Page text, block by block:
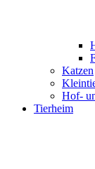
Katzen
Hof-
Tierheim